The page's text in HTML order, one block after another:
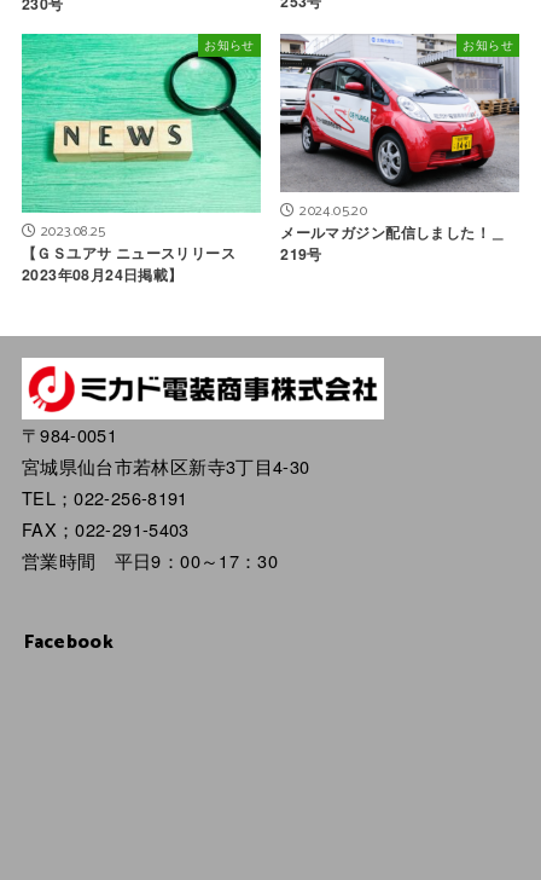
お知らせ
2023.08.25
【ＧＳユアサ ニュースリリース
2023年08月24日掲載】
お知らせ
2024.05.20
メールマガジン配信しました！＿
219号
〒984-0051
宮城県仙台市若林区新寺3丁目4-30
TEL；022-256-8191
FAX；022-291-5403
営業時間 平日9：00～17：30
Facebook